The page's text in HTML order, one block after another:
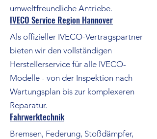
umweltfreundliche Antriebe.
IVECO Service Region Hannover
Als offizieller IVECO-Vertragspartner
bieten wir den vollständigen
Herstellerservice für alle IVECO-
Modelle - von der Inspektion nach
Wartungsplan bis zur komplexeren
Reparatur.
Fahrwerktechnik
Bremsen, Federung, Stoßdämpfer,